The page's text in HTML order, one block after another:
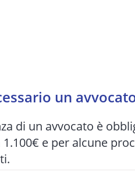
un
di un avvocato è
e per alcune